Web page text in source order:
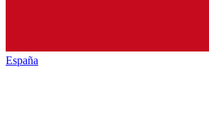
España